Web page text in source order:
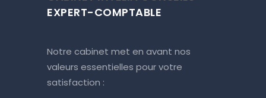
EXPERT-COMPTABLE
Notre cabinet met en avant nos
valeurs essentielles pour votre
satisfaction :